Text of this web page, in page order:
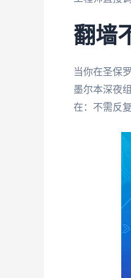
翻墙
当你在圣保
墨尔本深夜
在：不需反